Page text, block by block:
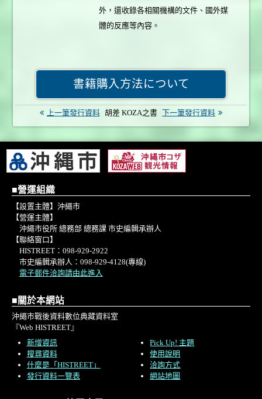
外，還收錄各相關機構的文件、國外媒
體的反應等內容。
書籍購入方法について
上一筆發行資料 胡差 KOZA之書 下一筆發行資料
■營運組織
【設置主體】沖繩市
【營運主體】
沖繩市役所 總務部 總務課 市史編輯承辦人
【聯絡窗口】
HISTREET：098-929-2922
市史編輯承辦人：098-929-4128(專線)
電子郵件洽詢請由此進入
■關於本網站
沖繩市戰後資料數位典藏資料室
『Web HISTREET』
新增資訊
搜尋資料
什麼是「HISTREET」
發行資料一覽表
Pick Up! 主題
使用說明
洽詢方式
網站地圖